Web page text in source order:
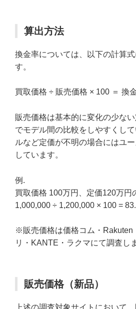
算出方法
換金率については、以下の計算
す。
買取価格 ÷ 販売価格 × 100 ＝ 換
販売価格は基本的に変化の少な
でモデル間の比較をしやすくし
ルなど定価が不明の場合にはユ
しています。
例.
買取価格 100万円、定価120万円
1,000,000 ÷ 1,200,000 × 100 =
※販売価格は価格コム・Rakuten
リ・KANTE・ラクマにて調査し
販売価格（新品）